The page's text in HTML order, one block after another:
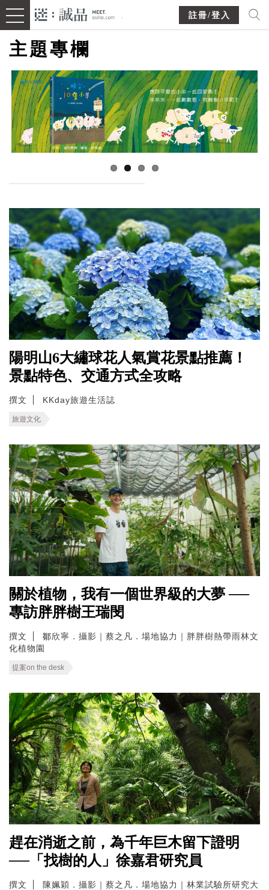
註冊/登入
主題專欄
陽明山6大繡球花人氣賞花景點推薦！
景點特色、交通方式全攻略
撰文 KKday旅遊生活誌
旅遊文化
關於植物，我有一個世界級的大夢 ──
專訪胖胖樹王瑞閔
撰文
鄒欣寧．攝影｜蔡之凡．場地協力｜胖胖樹熱帶雨林文
化植物園
提案on the desk
趕在消逝之前，為千年巨木留下證明
──「找樹的人」徐嘉君研究員
撰文
陳姵穎．攝影｜蔡之凡．場地協力｜林業試驗所研究大